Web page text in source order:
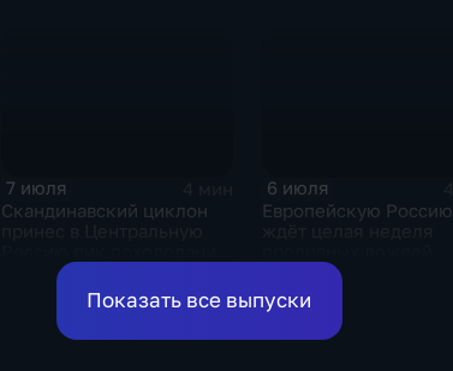
7 июля
Скандинавский циклон
и ливни
6 июля
Европейскую Россию
Показать все выпуски